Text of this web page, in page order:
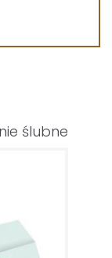
ślubne